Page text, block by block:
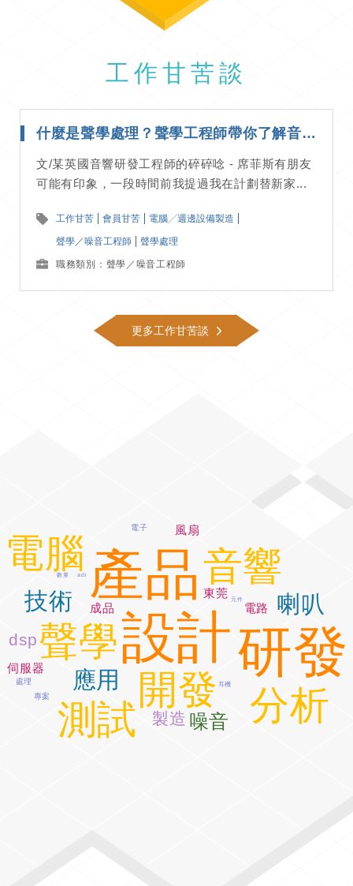
工作甘苦談
什麼是聲學處理？聲學工程師帶你了解音響空間的基礎知識｜工作甘苦談
文/某英國音響研發工程師的碎碎唸 - 席菲斯有朋友
可能有印象，一段時間前我提過我在計劃替新家...
工作甘苦 會員甘苦 電腦╱週邊設備製造
聲學／噪音工程師 聲學處理
職務類別：聲學／噪音工程師
更多工作甘苦談
設計
產品
研發
開發
聲學
音響
分析
測試
電腦
應用
喇叭
技術
噪音
製造
dsp
成品
東莞
伺服器
電路
風扇
專案
處理
電子
耳機
元件
adi
數量